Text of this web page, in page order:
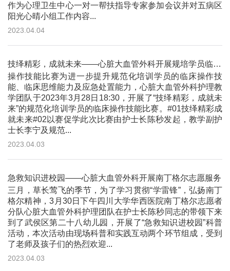
作为心理卫生中心一对一帮扶指导专家参加会议并对五病区
阳光心晴小组工作内容...
2023.04.04
技绎精彩，成就未来——心脏大血管外科开展规培学员临床操作技能比赛
操作技能比赛为进一步提升规范化培训学员的临床操作技
能、临床思维能力及应急处置能力，心脏大血管外科护理教
学团队于2023年3月28日18:30，开展了“技绎精彩，成就未
来”的规范化培训学员的临床操作技能比赛。#01技绎精彩成
就未来#02以赛促学此次比赛由护士长陈秒发起，教学副护
士长李宁及规范...
2023.04.03
急救知识进校园——心脏大血管外科开展南丁格尔志愿服务
三月，草长莺飞的季节，为了学习贯彻“学雷锋”，弘扬南丁
格尔精神，3月30日下午四川大学华西医院南丁格尔志愿者
分队心脏大血管外科护理团队在护士长陈秒同志的带领下来
到了武侯区第二十八幼儿园，开展了“急救知识进校园”科普
活动，本次活动由现场科普和实践互动两个环节组成，受到
了老师及孩子们的热烈欢迎...
2023.04.03